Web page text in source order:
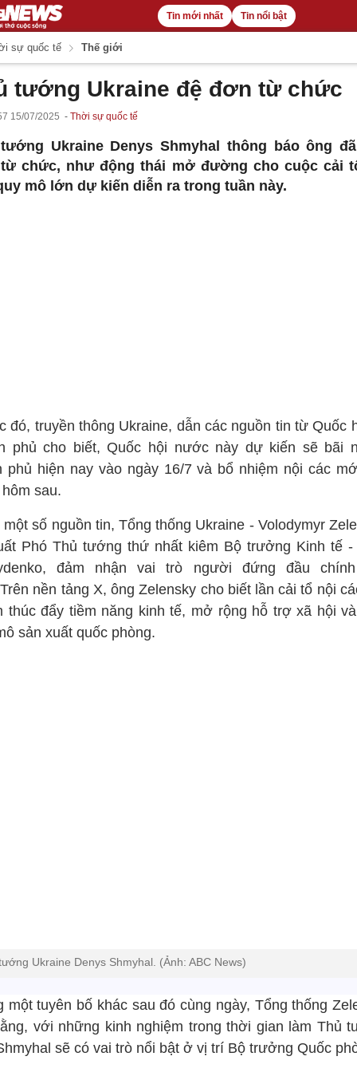
Tin mới nhất Tin nổi bật
sự quốc tế Thế giới
tướng Ukraine đệ đơn từ chức
15/07/2025 Thời sự quốc tế
Ukraine Denys Shmyhal thông báo ông
chức, như động thái mở đường cho cuộc cải
mô lớn dự kiến diễn ra trong tuần này.
đó, truyền thông Ukraine, dẫn các nguồn tin từ Quốc
phủ cho biết, Quốc hội nước này dự kiến sẽ bãi
phủ hiện nay vào ngày 16/7 và bổ nhiệm nội các
sau.
một số nguồn tin, Tổng thống Ukraine - Volodymyr
Phó Thủ tướng thứ nhất kiêm Bộ trưởng Kinh tế -
đảm nhận vai trò người đứng đầu
nền tảng X, ông Zelensky cho biết lần cải tổ nội
thúc đẩy tiềm năng kinh tế, mở rộng hỗ trợ xã hội
sản xuất quốc phòng.
Ukraine Denys Shmyhal. (Ảnh: ABC News)
một tuyên bố khác sau đó cùng ngày, Tổng thống
với những kinh nghiệm trong thời gian làm Thủ
sẽ có vai trò nổi bật ở vị trí Bộ trưởng Quốc